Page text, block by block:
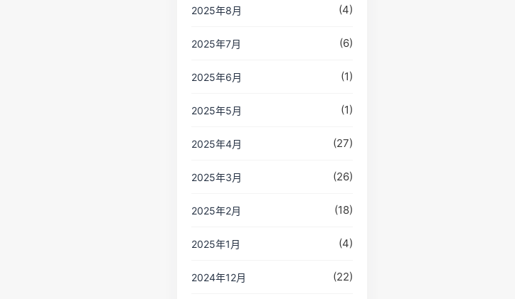
2025年8月 (4)
2025年7月 (6)
2025年6月 (1)
2025年5月 (1)
2025年4月 (27)
2025年3月 (26)
2025年2月 (18)
2025年1月 (4)
2024年12月 (22)